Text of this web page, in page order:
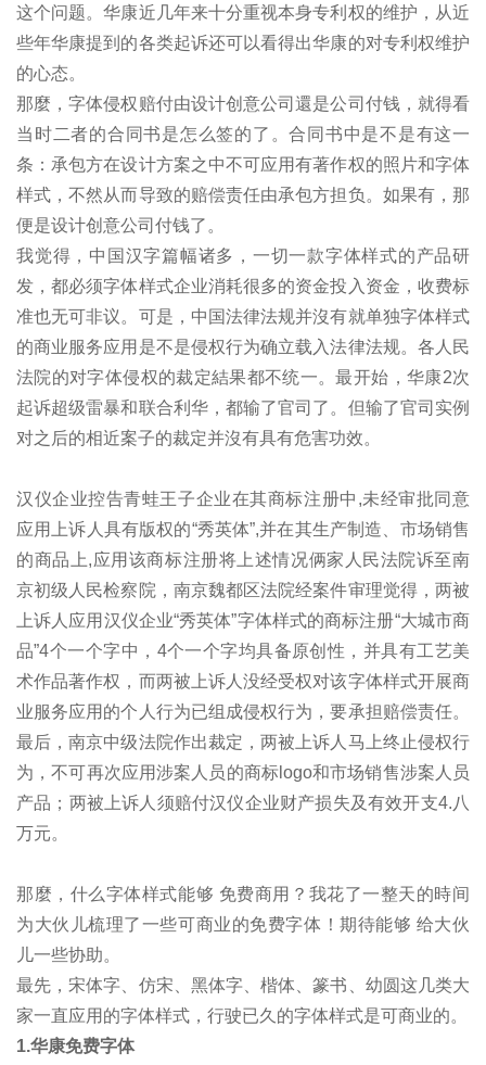
这个问题。华康近几年来十分重视本身专利权的维护，从近
些年华康提到的各类起诉还可以看得出华康的对专利权维护
的心态。
那麼，字体侵权赔付由设计创意公司還是公司付钱，就得看
当时二者的合同书是怎么签的了。合同书中是不是有这一
条：承包方在设计方案之中不可应用有著作权的照片和字体
样式，不然从而导致的赔偿责任由承包方担负。如果有，那
便是设计创意公司付钱了。
我觉得，中国汉字篇幅诸多，一切一款字体样式的产品研
发，都必须字体样式企业消耗很多的资金投入资金，收费标
准也无可非议。可是，中国法律法规并沒有就单独字体样式
的商业服务应用是不是侵权行为确立载入法律法规。各人民
法院的对字体侵权的裁定結果都不统一。最开始，华康2次
起诉超级雷暴和联合利华，都输了官司了。但输了官司实例
对之后的相近案子的裁定并沒有具有危害功效。
汉仪企业控告青蛙王子企业在其商标注册中,未经审批同意
应用上诉人具有版权的“秀英体”,并在其生产制造、市场销售
的商品上,应用该商标注册将上述情况俩家人民法院诉至南
京初级人民检察院，南京魏都区法院经案件审理觉得，两被
上诉人应用汉仪企业“秀英体”字体样式的商标注册“大城市商
品”4个一个字中，4个一个字均具备原创性，并具有工艺美
术作品著作权，而两被上诉人没经受权对该字体样式开展商
业服务应用的个人行为已组成侵权行为，要承担赔偿责任。
最后，南京中级法院作出裁定，两被上诉人马上终止侵权行
为，不可再次应用涉案人员的商标logo和市场销售涉案人员
产品；两被上诉人须赔付汉仪企业财产损失及有效开支4.八
万元。
那麼，什么字体样式能够 免费商用？我花了一整天的時间
为大伙儿梳理了一些可商业的免费字体！期待能够 给大伙
儿一些协助。
最先，宋体字、仿宋、黑体字、楷体、篆书、幼圆这几类大
家一直应用的字体样式，行驶已久的字体样式是可商业的。
1.华康免费字体